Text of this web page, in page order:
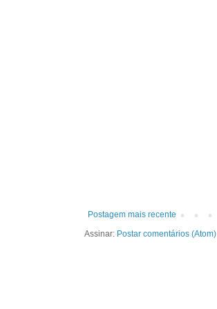
Postagem mais recente
Assinar: Postar comentários (Atom)